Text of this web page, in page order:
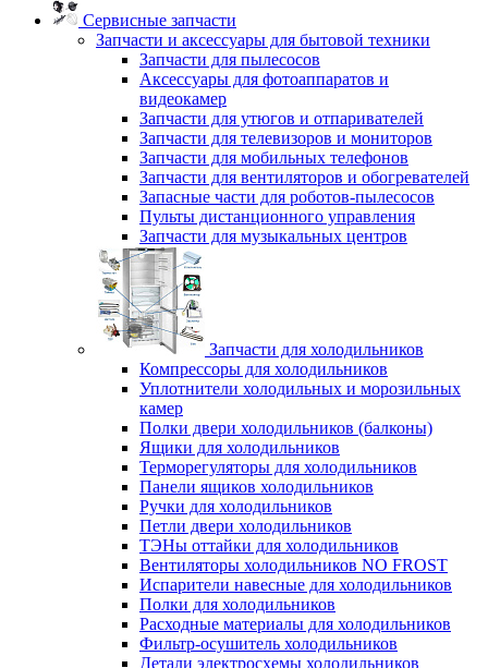
Сервисные запчасти
Запчасти и аксессуары для бытовой техники
Запчасти для пылесосов
Аксессуары для фотоаппаратов и
видеокамер
Запчасти для утюгов и отпаривателей
Запчасти для телевизоров и мониторов
Запчасти для мобильных телефонов
Запчасти для вентиляторов и обогревателей
Запасные части для роботов-пылесосов
Пульты дистанционного управления
Запчасти для музыкальных центров
Запчасти для холодильников
Компрессоры для холодильников
Уплотнители холодильных и морозильных
камер
Полки двери холодильников (балконы)
Ящики для холодильников
Терморегуляторы для холодильников
Панели ящиков холодильников
Ручки для холодильников
Петли двери холодильников
ТЭНы оттайки для холодильников
Вентиляторы холодильников NO FROST
Испарители навесные для холодильников
Полки для холодильников
Расходные материалы для холодильников
Фильтр-осушитель холодильников
Детали электросхемы холодильников